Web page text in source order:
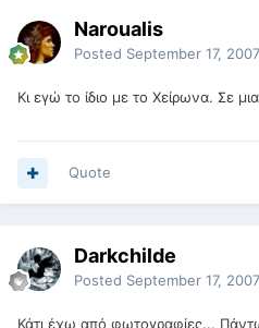
Naroualis
Posted September 17, 2007
Κι εγώ το ίδιο με το Χείρωνα. Σε
Quote
Darkchilde
Posted September 17, 2007
Κάτι έχω από φωτογραφίες...